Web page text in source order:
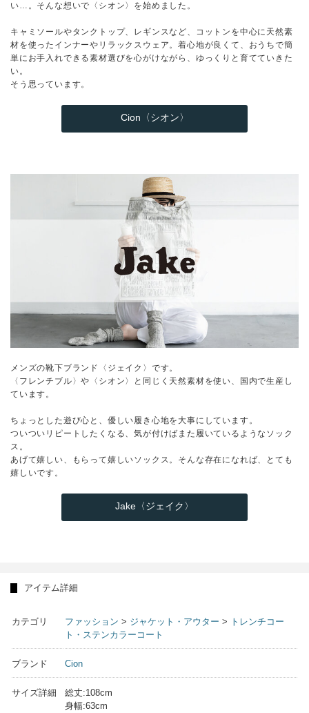
い…。そんな想いで〈シオン〉を始めました。
キャミソールやタンクトップ、レギンスなど、コットンを中心に天然素
材を使ったインナーやリラックスウェア。着心地が良くて、おうちで簡
単にお手入れできる素材選びを心がけながら、ゆっくりと育てていきた
い。
そう思っています。
Cion〈シオン〉
メンズの靴下ブランド〈ジェイク〉です。
〈フレンチブル〉や〈シオン〉と同じく天然素材を使い、国内で生産し
ています。
ちょっとした遊び心と、優しい履き心地を大事にしています。
ついついリピートしたくなる、気が付けばまた履いているようなソック
ス。
あげて嬉しい、もらって嬉しいソックス。そんな存在になれば、とても
嬉しいです。
Jake〈ジェイク〉
アイテム詳細
カテゴリ ファッション > ジャケット・アウター > トレンチコー
ト・ステンカラーコート
ブランド Cion
サイズ詳細
総丈:108cm
身幅:63cm